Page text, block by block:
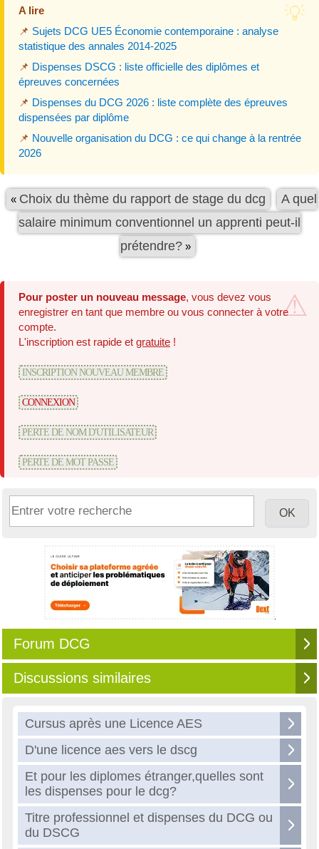
A lire
📌 Sujets DCG UE5 Économie contemporaine : analyse
statistique des annales 2014-2025
📌 Dispenses DSCG : liste officielle des diplômes et
épreuves concernées
📌 Dispenses du DCG 2026 : liste complète des épreuves
dispensées par diplôme
📌 Nouvelle organisation du DCG : ce qui change à la rentrée
2026
« Choix du thème du rapport de stage du dcg
A quel
salaire minimum conventionnel un apprenti peut-il
prétendre? »
Pour poster un nouveau message, vous devez vous
enregistrer en tant que membre ou vous connecter à votre
compte.
L'inscription est rapide et gratuite !
INSCRIPTION NOUVEAU MEMBRE
CONNEXION
PERTE DE NOM D'UTILISATEUR
PERTE DE MOT PASSE
Forum DCG
Discussions similaires
Cursus après une Licence AES
D'une licence aes vers le dscg
Et pour les diplomes étranger,quelles sont
les dispenses pour le dcg?
Titre professionnel et dispenses du DCG ou
du DSCG